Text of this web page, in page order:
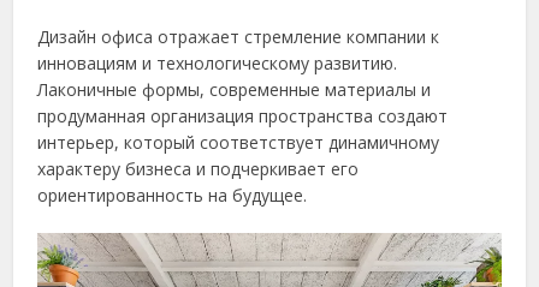
Дизайн офиса отражает стремление компании к
инновациям и технологическому развитию.
Лаконичные формы, современные материалы и
продуманная организация пространства создают
интерьер, который соответствует динамичному
характеру бизнеса и подчеркивает его
ориентированность на будущее.